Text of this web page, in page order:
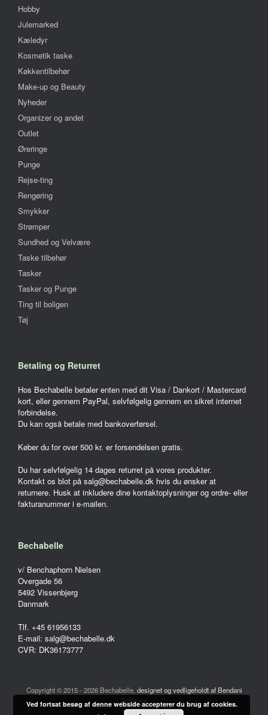
Hobby
Julemarked
Kæledyr
Kosmetik taske
Køkkentilbehør
Make-up og Beauty
Nyheder
Organizer og andet
Outlet
Øreringe
Punge
Rejse-ting
Rengøring
Smykker
Strømper
Sundhed og Velvære
Taske tilbehør
Tasker
Tasker og Punge
Ting til boligen
Tøj
Betaling og Returret
Hos Bechabelle betaler enten med dit Visa / Dankort / Mastercard
kort, eller gennem PayPal, selvfølgelig gennem en sikret internet
forbindelse.
Du kan også betale med bankoverførsel.
Køber du for over 500 kr. er forsendelsen gratis.
Du har selvfølgelig 14 dages returret på vores produkter.
Kontakt os blot på salg@bechabelle.dk hvis du ønsker at
returnere. Husk at inkludere dine kontaktoplysninger og ordre- eller
fakturanummer i e-mailen.
Bechabelle
v/ Benchaphorn Nielsen
Overgade 56
5492 Vissenbjerg
Danmark
Tlf. +45 61956133
E-mail: salg@bechabelle.dk
CVR: DK36173777
Copyright © 2015 - 2026 Bechabelle, designet og vedligeholdt af Bendani
Software
Ved fortsat besøg af denne webside accepterer du brug af cookies.